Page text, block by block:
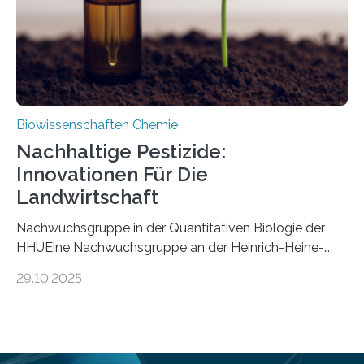
Mückenlarve aus dem Mesozoikum dar, denn…
Biowissenschaften Chemie
Nachhaltige Pestizide:
Innovationen Für Die
Landwirtschaft
Nachwuchsgruppe in der Quantitativen Biologie der
HHUEine Nachwuchsgruppe an der Heinrich-Heine-
fünf Jahren erforschen, wie Bakterien auf
29.10.2025